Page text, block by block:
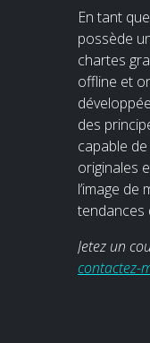
En tant
possède
chartes
offline et
des
capable
originales
l’image de
tendances
Jetez un
contactez-